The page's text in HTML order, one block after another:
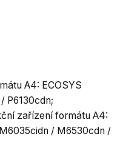
A4: ECOSYS
P6130cdn;
zařízení formátu A4:
/ M6530cdn /